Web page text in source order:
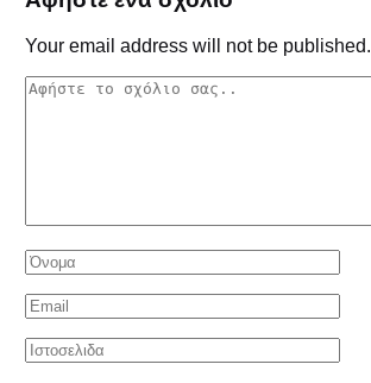
Your email address will not be published.